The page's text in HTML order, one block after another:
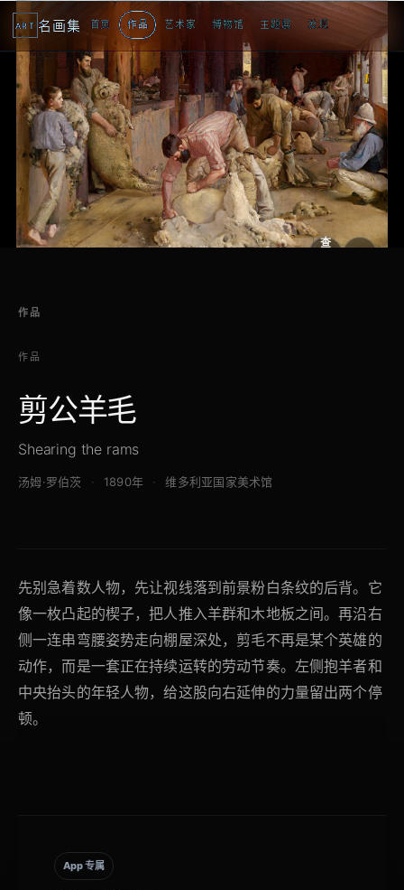
ART 名画集 首页 作品 艺术家 博物馆 主题展 发现
5
个
看
点
1
2
3
4
5
查
作品
作品
剪公羊毛
Shearing the rams
汤姆·罗伯茨 1890年 维多利亚国家美术馆
先别急着数人物，先让视线落到前景粉白条纹的后背。它
像一枚凸起的楔子，把人推入羊群和木地板之间。再沿右
侧一连串弯腰姿势走向棚屋深处，剪毛不再是某个英雄的
动作，而是一套正在持续运转的劳动节奏。左侧抱羊者和
中央抬头的年轻人物，给这股向右延伸的力量留出两个停
顿。
App 专属